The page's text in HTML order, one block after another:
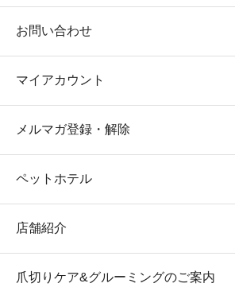
お問い合わせ
マイアカウント
メルマガ登録・解除
ペットホテル
店舗紹介
爪切りケア&グルーミングのご案内